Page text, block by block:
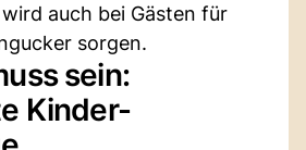
auch bei Gästen für
sorgen.
sein:
Kinder-